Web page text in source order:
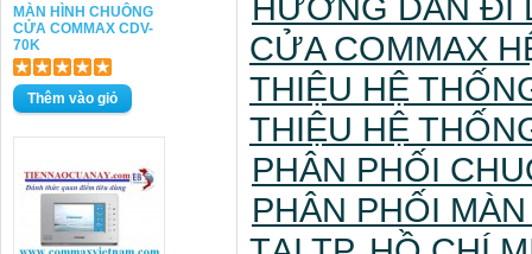
MÀN HÌNH CHUÔNG
CỬA COMMAX CDV-
70K
CỬA COMMAX
THIỆU HỆ
THIỆU HỆ
PHÂN PHỐI
PHÂN PHỐI